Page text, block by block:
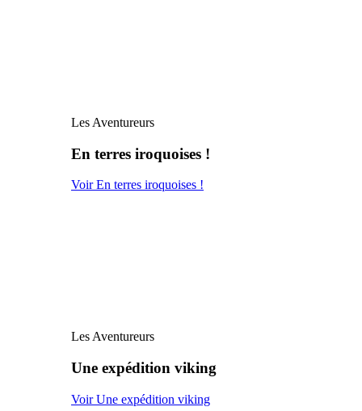
Les Aventureurs
En terres iroquoises !
Voir En terres iroquoises !
Les Aventureurs
Une expédition viking
Voir Une expédition viking